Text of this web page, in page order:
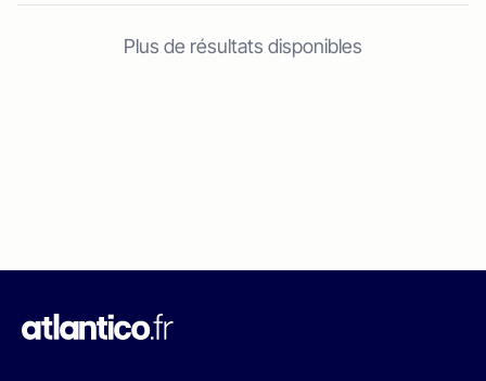
Plus de résultats disponibles